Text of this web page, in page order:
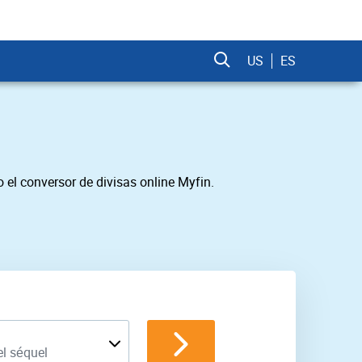
US ES
el conversor de divisas online Myfin.
séquel